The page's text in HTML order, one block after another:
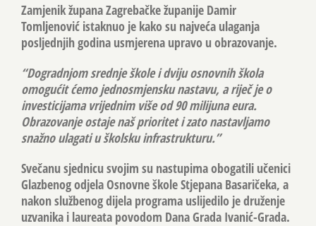
Zamjenik župana Zagrebačke županije Damir
Tomljenović istaknuo je kako su najveća ulaganja
posljednjih godina usmjerena upravo u obrazovanje.
“Dogradnjom srednje škole i dviju osnovnih škola
omogućit ćemo jednosmjensku nastavu, a riječ je o
investicijama vrijednim više od 90 milijuna eura.
Obrazovanje ostaje naš prioritet i zato nastavljamo
snažno ulagati u školsku infrastrukturu.”
Svečanu sjednicu svojim su nastupima obogatili učenici
Glazbenog odjela Osnovne škole Stjepana Basaričeka, a
nakon službenog dijela programa uslijedilo je druženje
uzvanika i laureata povodom Dana Grada Ivanić-Grada.